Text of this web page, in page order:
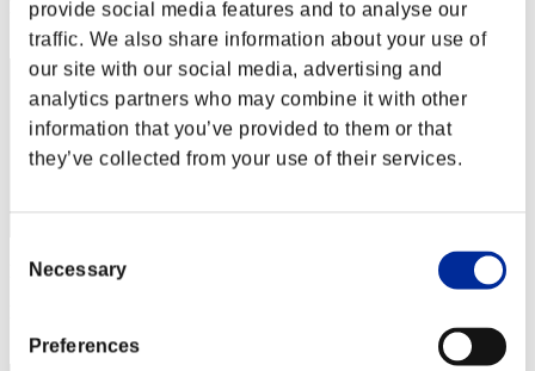
provide social media features and to analyse our
traffic. We also share information about your use of
our site with our social media, advertising and
analytics partners who may combine it with other
information that you’ve provided to them or that
they’ve collected from your use of their services.
Selection
Necessary
Preferences
Posizione
92
Punteggio: -
93